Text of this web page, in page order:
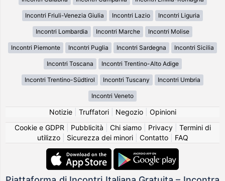
Incontri Friuli-Venezia Giulia Incontri Lazio Incontri Liguria
Incontri Lombardia Incontri Marche Incontri Molise
Incontri Piemonte Incontri Puglia Incontri Sardegna Incontri Sicilia
Incontri Toscana Incontri Trentino-Alto Adige
Incontri Trentino-Südtirol Incontri Tuscany Incontri Umbria
Incontri Veneto
Notizie| Truffatori| Negozio| Opinioni
Cookie e GDPR
Pubblicità Chi siamo| Privacy| Termini di
utilizzo| Sicurezza dei minori| Contatto| FAQ